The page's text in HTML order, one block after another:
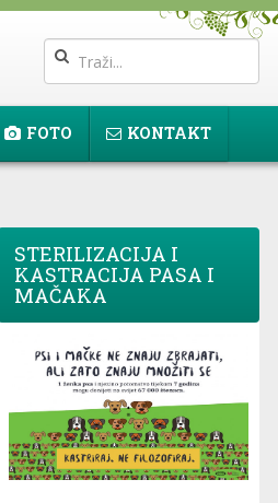
FOTO KONTAKT
STERILIZACIJA I
KASTRACIJA PASA I
MAČAKA